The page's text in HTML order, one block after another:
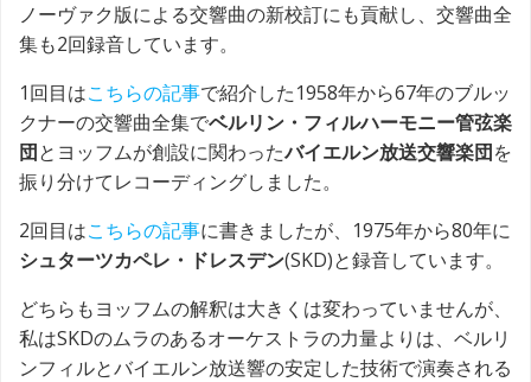
ノーヴァク版による交響曲の新校訂にも貢献し、交響曲全
集も2回録音しています。
1回目はこちらの記事で紹介した1958年から67年のブルッ
クナーの交響曲全集でベルリン・フィルハーモニー管弦楽
団とヨッフムが創設に関わったバイエルン放送交響楽団を
振り分けてレコーディングしました。
2回目はこちらの記事に書きましたが、1975年から80年に
シュターツカペレ・ドレスデン(SKD)と録音しています。
どちらもヨッフムの解釈は大きくは変わっていませんが、
私はSKDのムラのあるオーケストラの力量よりは、ベルリ
ンフィルとバイエルン放送響の安定した技術で演奏される